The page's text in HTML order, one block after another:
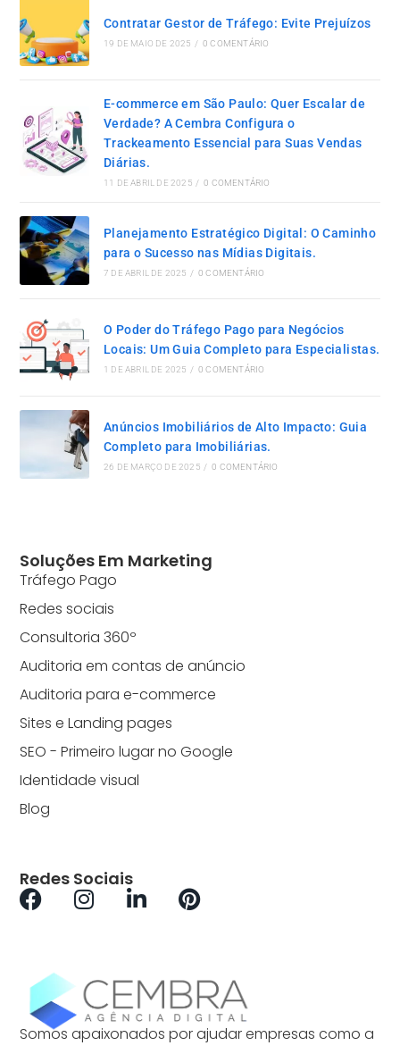
Contratar Gestor de Tráfego: Evite Prejuízos
19 DE MAIO DE 2025 / 0 COMENTÁRIO
E-commerce em São Paulo: Quer Escalar de
Verdade? A Cembra Configura o
Trackeamento Essencial para Suas Vendas
Diárias.
11 DE ABRIL DE 2025 / 0 COMENTÁRIO
Planejamento Estratégico Digital: O Caminho
para o Sucesso nas Mídias Digitais.
7 DE ABRIL DE 2025 / 0 COMENTÁRIO
O Poder do Tráfego Pago para Negócios
Locais: Um Guia Completo para Especialistas.
1 DE ABRIL DE 2025 / 0 COMENTÁRIO
Anúncios Imobiliários de Alto Impacto: Guia
Completo para Imobiliárias.
26 DE MARÇO DE 2025 / 0 COMENTÁRIO
Somos apaixonados por ajudar empresas como a
Soluções Em Marketing
Tráfego Pago
Redes sociais
Consultoria 360º
Auditoria em contas de anúncio
Auditoria para e-commerce
Sites e Landing pages
SEO - Primeiro lugar no Google
Identidade visual
Blog
Redes Sociais